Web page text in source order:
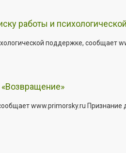
работы и
поддержке, сообщает
www.primorsky.ru